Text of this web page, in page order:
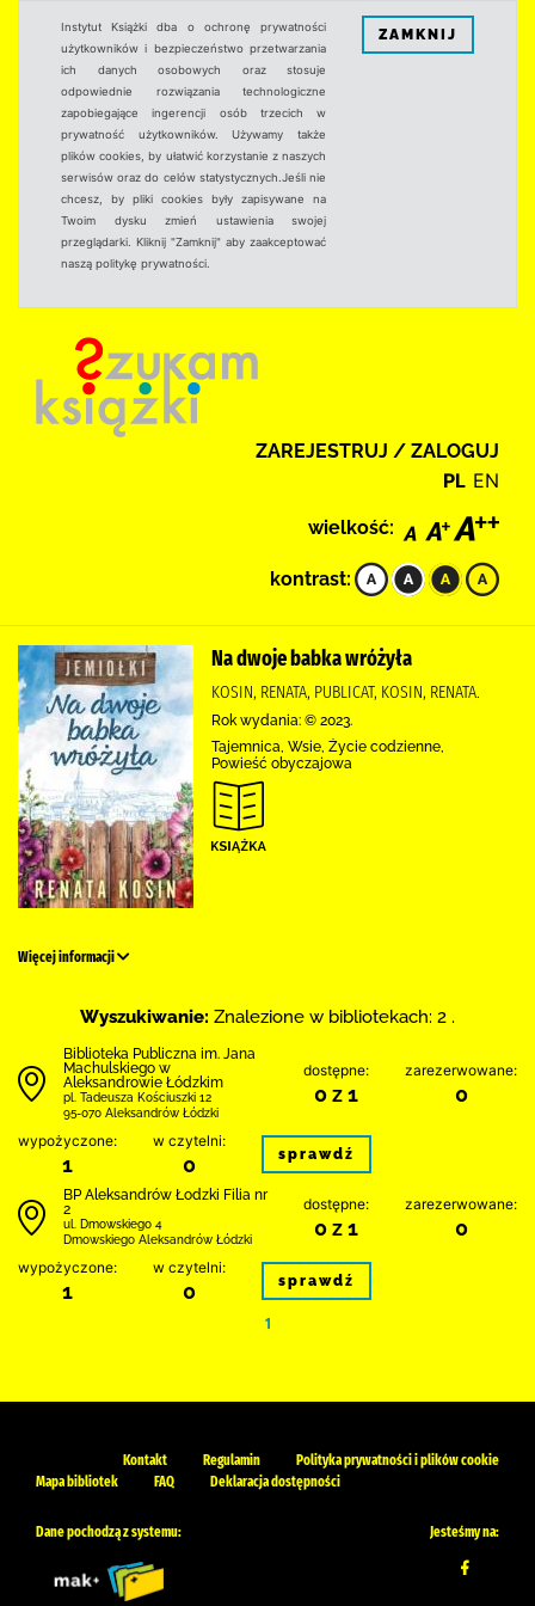
Instytut Książki dba o ochronę prywatności
użytkowników i bezpieczeństwo przetwarzania
ich danych osobowych oraz stosuje
odpowiednie rozwiązania technologiczne
zapobiegające ingerencji osób trzecich w
prywatność użytkowników. Używamy także
plików cookies, by ułatwić korzystanie z naszych
serwisów oraz do celów statystycznych.Jeśli nie
chcesz, by pliki cookies były zapisywane na
Twoim dysku zmień ustawienia swojej
przeglądarki. Kliknij "Zamknij" aby zaakceptować
naszą politykę prywatności.
ZAMKNIJ
ZAREJESTRUJ / ZALOGUJ
PL EN
wielkość:
kontrast:
Na dwoje babka wróżyła
KOSIN, RENATA, PUBLICAT, KOSIN, RENATA.
Rok wydania: © 2023.
Tajemnica, Wsie, Życie codzienne,
Powieść obyczajowa
Więcej informacji
Wyszukiwanie: Znalezione w bibliotekach: 2 .
Biblioteka Publiczna im. Jana
Machulskiego w
Aleksandrowie Łódzkim
pl. Tadeusza Kościuszki 12
95-070 Aleksandrów Łódzki
dostępne:
0 z 1
zarezerwowane:
0
wypożyczone:
1
w czytelni:
0 sprawdź
BP Aleksandrów Łodzki Filia nr
2
ul. Dmowskiego 4
Dmowskiego Aleksandrów Łódzki
dostępne:
0 z 1
zarezerwowane:
0
wypożyczone:
1
w czytelni:
0 sprawdź
1
Kontakt Regulamin
Polityka prywatności i plików cookie
Mapa bibliotek
FAQ Deklaracja dostępności
Dane pochodzą z systemu: Jesteśmy na: